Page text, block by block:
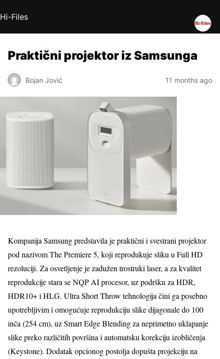
Hi-Files
Praktični projektor iz Samsunga
Bojan Jović 11 months ago
Kompanija Samsung predstavila je praktični i svestrani projektor
pod nazivom The Premiere 5, koji reprodukuje sliku u Full HD
rezoluciji. Za osvetljenje je zadužen trostruki laser, a za kvalitet
reprodukcije stara se NQP AI procesor, uz podršku za HDR,
HDR10+ i HLG. Ultra Short Throw tehnologija čini ga posebno
upotrebljivim i omogućuje reprodukciju slike dijagonale do 100
inča (254 cm), uz Smart Edge Blending za neprimetno uklapanje
slike preko različitih površina i automatsku korekciju izobličenja
(Keystone). Dodatak opcionog postolja dopušta projekciju na